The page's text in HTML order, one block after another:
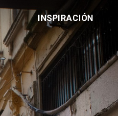
INSPIRACIÓN